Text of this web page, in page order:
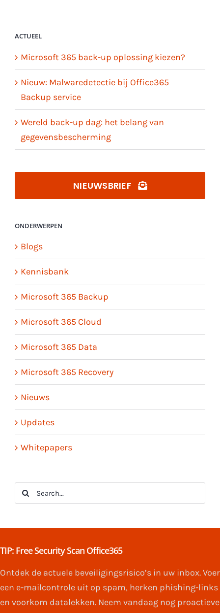
ACTUEEL
Microsoft 365 back-up oplossing kiezen?
Nieuw: Malwaredetectie bij Office365
Backup service
Wereld back-up dag: het belang van
gegevensbescherming
NIEUWSBRIEF
ONDERWERPEN
Blogs
Kennisbank
Microsoft 365 Backup
Microsoft 365 Cloud
Microsoft 365 Data
Microsoft 365 Recovery
Nieuws
Updates
Whitepapers
Search
for:
TIP: Free Security Scan Office365
Ontdek de actuele beveiligingsrisico’s in uw inbox. Voer
een e-mailcontrole uit op spam, herken phishing-links
en voorkom datalekken. Neem vandaag nog proactieve